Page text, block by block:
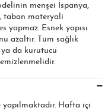
menşei İspanya,
taban materyali
yapmaz. Esnek yapısı
azaltır. Tüm sağlık
da kurutucu
Hafta içi